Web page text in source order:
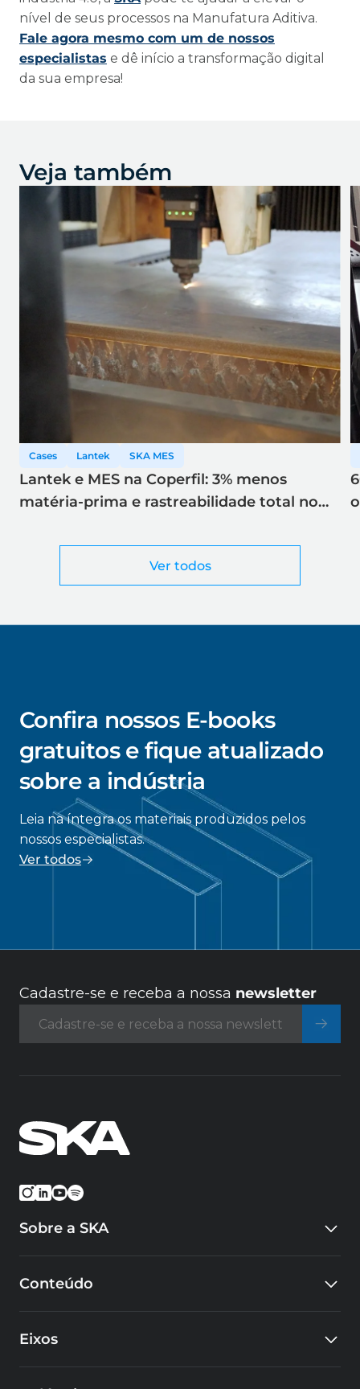
nível de seus processos na Manufatura Aditiva.
Fale agora mesmo com um de nossos
especialistas e dê início a transformação digital
da sua empresa!
Veja também
Ver todos
Cases Lantek SKA MES
Lantek e MES na Coperfil: 3% menos
matéria-prima e rastreabilidade total no
Confira nossos E-books
gratuitos e fique atualizado
sobre a indústria
Leia na íntegra os materiais produzidos pelos
nossos especialistas.
Ver todos
Cadastre-se e receba a nossa newsletter
Sobre a SKA
Eventos
Educacional
SKA Tech Hub
Conteúdo
Cases
Eixos